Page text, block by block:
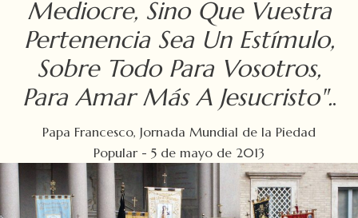
Mediocre, Sino Que Vuestra
Pertenencia Sea Un Estímulo,
Sobre Todo Para Vosotros,
Para Amar Más A Jesucristo"..
Papa Francesco, Jornada Mundial de la Piedad
Popular - 5 de mayo de 2013